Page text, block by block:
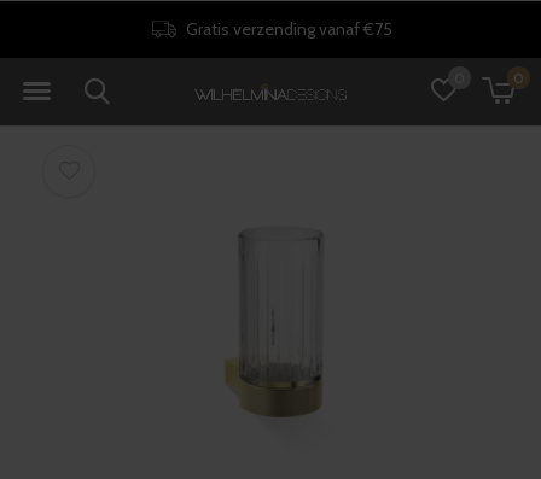
0
Gratis verzending vanaf €75